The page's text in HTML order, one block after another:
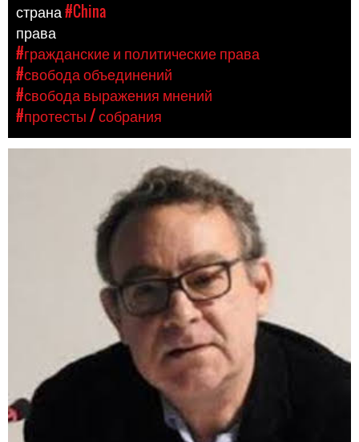
страна#China
права
#гражданские и политические права
#свобода объединений
#свобода выражения мнений
#протесты / собрания